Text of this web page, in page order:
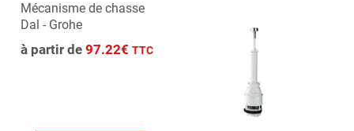
Mécanisme de chasse
Dal - Grohe
à partir de 97.22€ TTC